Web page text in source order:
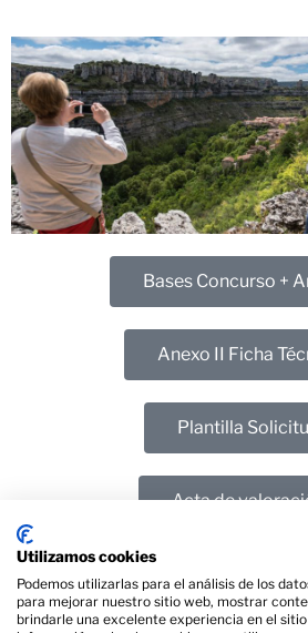
Bases Concurso +
Anexo II Ficha
Plantilla
Acta de
Utilizamos cookies
Podemos utilizarlas para el análisis de los
para mejorar nuestro sitio web, mostrar
brindarle una excelente experiencia en el